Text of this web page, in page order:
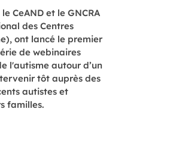
CeAND et le GNCRA
des Centres
ont lancé le premier
de webinaires
l'autisme autour d’un
tôt auprès des
autistes et
familles.